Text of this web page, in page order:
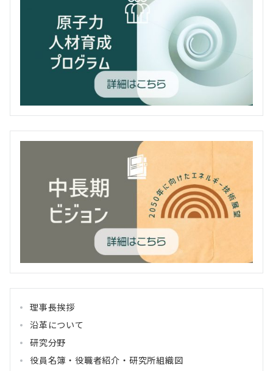
理事長挨拶
沿革について
研究分野
役員名簿・役職者紹介・研究所組織図